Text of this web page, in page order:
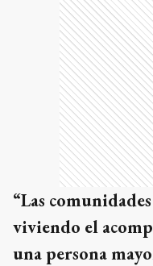
“Las
viviendo el
una persona